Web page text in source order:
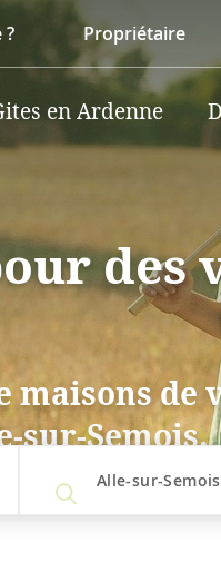
? Propriétaire
en Ardenne
des
de
sur-Semois.
Alle-sur-Semois